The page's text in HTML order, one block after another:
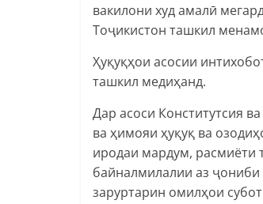
вакилони худ амалӣ
Тоҷикистон ташкил
Ҳуқуқҳои асосии
ташкил медиҳанд.
Дар асоси Конститутсия
ва ҳимояи ҳуқуқ ва
иродаи мардум, расмиёти
байналмилалии аз ҷониби
заруртарин омилҳои